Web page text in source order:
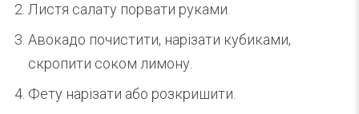
Листя салату порвати руками.
Авокадо почистити, нарізати кубиками,
скропити соком лимону.
Фету нарізати або розкришити.